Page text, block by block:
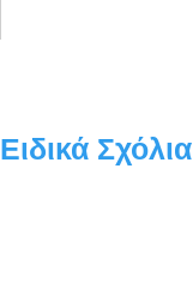
Ειδικά Σχόλια